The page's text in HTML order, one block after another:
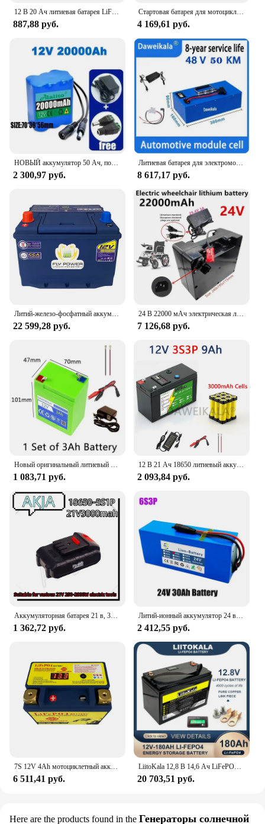
12 В 20 Ач литиевая батарея LiFePO4 DeepCycle аккумуляторная батарея с 20 А BMS для солнечной энергии ветра морской эхолот ехолот игрушка для езды
887,88 руб.
Стартовая батарея для мотоцикла FLYPOWER 12,8 В, 2 Ач, 3 Ач, 4 Ач, 6 Ач, 8 Ач, 9 Ач, 12 Ач, 16 Ач, CCA 160A, 180A, 260A, 350A, 420A, 450A, 480A, 520A с BMS
4 169,61 руб.
НОВЫЙ аккумулятор 50 Ач, портативный супер 12 В, литий-ионный аккумулятор, емкость постоянного тока 12,6 В, 10 Ач, монитор камеры видеонаблюдения + зарядное устройство, порт
2 300,97 руб.
Литиевая батарея для электромобиля 72v48v60v, супер емкость, литиевая батарея 100 км, литиевая батарея для электрического мотоцикла, трехколесного велосипеда
8 617,17 руб.
Литий-железо-фосфатный аккумулятор 46B24L/46B24R 12,8 В 20 Ач CCA720 LifePO4 для автомобильного двигателя стартера зажигания со сбалансированным Bms
22 599,28 руб.
24 В 22000 мАч электрическая литиевая батарея для инвалидной коляски, аккумулятор для скутера для пожилых людей, девять круглых свинцово-кислотных литиевых батарей Beizhen
7 126,68 руб.
Новый оригинальный литиевый аккумулятор 12 В, альтернативные свинцово-кислотные аккумуляторы для игрушечных машин, светодиодное освещение, уличный аккумулятор
1 083,71 руб.
12 В 21 Ач 18650 литиевый аккумулятор 3S7P аккумуляторная батарея для солнечной энергии аккумулятор электромобиля 12,6 В 3A зарядное устройство
2 093,84 руб.
1 362,72 руб.
Литий-ионный аккумулятор 24 в 30 Ач 6s3p 18650 24 В 30000 мАч + зарядное устройство
2 412,55 руб.
6 511,41 руб.
LiitoKala 12,8 В 14,6 Ач LiFePO4 батарея 12 В 4s литиевые батареи USB3.0 Type-C выход для туристических автомобилей без налога в зарядное устройство
20 703,51 руб.
Here are the products found in the Генераторы солнечной